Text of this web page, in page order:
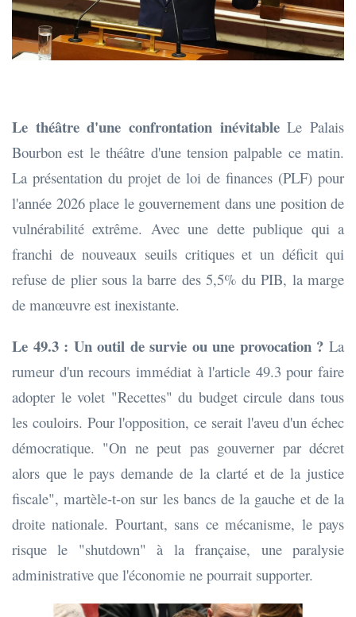
Le théâtre d'une confrontation inévitableLe Palais
Bourbon est le théâtre d'une tension palpable ce matin.
La présentation du projet de loi de finances (PLF) pour
l'année 2026 place le gouvernement dans une position de
vulnérabilité extrême. Avec une dette publique qui a
franchi de nouveaux seuils critiques et un déficit qui
refuse de plier sous la barre des 5,5% du PIB, la marge
de manœuvre est inexistante.
Le 49.3 : Un outil de survie ou une provocation ? La
rumeur d'un recours immédiat à l'article 49.3 pour faire
adopter le volet "Recettes" du budget circule dans tous
les couloirs. Pour l'opposition, ce serait l'aveu d'un échec
démocratique. "On ne peut pas gouverner par décret
alors que le pays demande de la clarté et de la justice
fiscale", martèle-t-on sur les bancs de la gauche et de la
droite nationale. Pourtant, sans ce mécanisme, le pays
risque le "shutdown" à la française, une paralysie
administrative que l'économie ne pourrait supporter.